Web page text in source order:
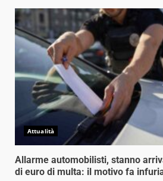
Attualità
Allarme automobilisti, stanno
di euro di multa: il motivo fa